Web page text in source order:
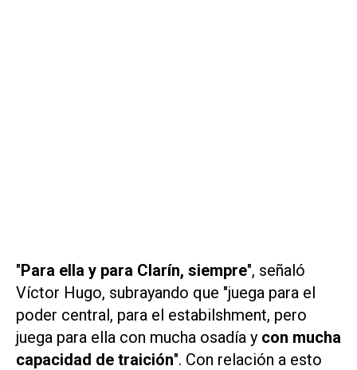
"Para ella y para Clarín, siempre", señaló
Víctor Hugo, subrayando que "juega para el
poder central, para el estabilshment, pero
juega para ella con mucha osadía y con mucha
capacidad de traición". Con relación a esto